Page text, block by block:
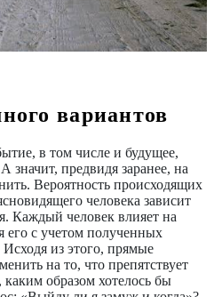
вариантов
в том числе и будущее,
значит, предвидя заранее, на
Вероятность происходящих
человека зависит
Каждый человек влияет на
его с учетом полученных
из этого, прямые
на то, что препятствует
образом хотелось бы